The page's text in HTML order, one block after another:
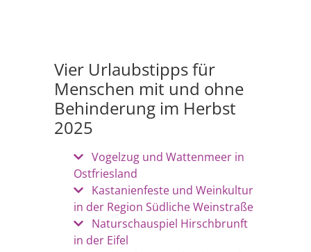
Vier Urlaubstipps für
Menschen mit und ohne
Behinderung im Herbst
2025
Vogelzug und Wattenmeer in
Ostfriesland
Kastanienfeste und Weinkultur
in der Region Südliche Weinstraße
Naturschauspiel Hirschbrunft
in der Eifel